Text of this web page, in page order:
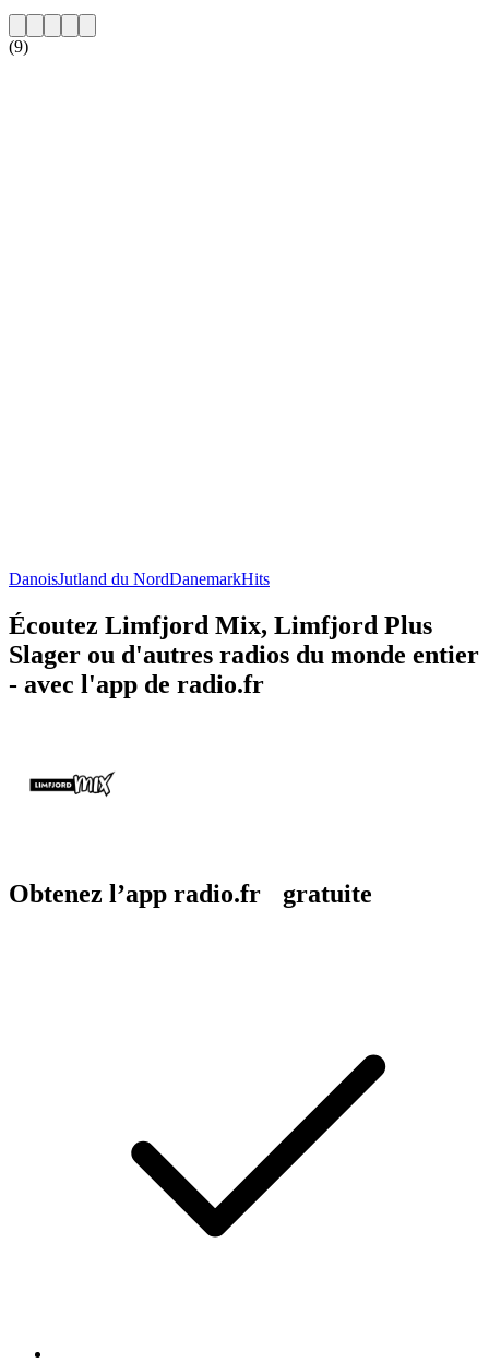
(9)
DanoisJutland du NordDanemarkHits
Écoutez Limfjord Mix, Limfjord Plus
Slager ou d'autres radios du monde entier
- avec l'app de radio.fr
Obtenez l’app radio.fr gratuite